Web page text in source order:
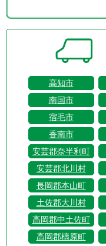
高知市
南国市
宿毛市
香南市
安芸郡奈半利町
安芸郡北川村
長岡郡本山町
土佐郡大川村
高岡郡中土佐町
高岡郡檮原町